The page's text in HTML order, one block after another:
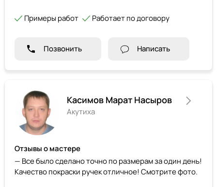
Примеры работ Работает по договору
Позвонить Написать
Касимов Марат Насыров
Акутиха
Отзывы о мастере
— Все было сделано точно по размерам за один день!
Качество покраски ручек отличное! Смотрите фото.